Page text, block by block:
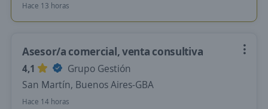
Hace 13 horas
Asesor/a comercial, venta consultiva
4,1
Grupo Gestión
San Martín, Buenos Aires-GBA
Hace 14 horas